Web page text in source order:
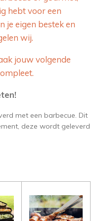
hebt voor een
je eigen bestek en
wij.
jouw volgende
met een barbecue. Dit
deze wordt geleverd